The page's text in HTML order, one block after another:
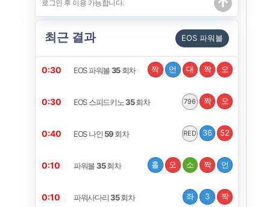
최근 결과 EOS 파워볼
0:19 EOS 파워볼35회차 짝 언 대 짝 오
0:19 EOS 스피드키노35회차 796 짝 오
0:29 EOS 나인 59회차 RED 36 52
4:59 파워볼35회차 홀 오 소 짝 언
4:59 파워사다리35회차 좌 3 짝